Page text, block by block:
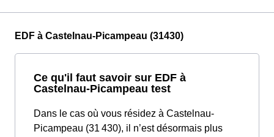
EDF à Castelnau-Picampeau (31430)
Ce qu'il faut savoir sur EDF à
Castelnau-Picampeau test
Dans le cas où vous résidez à Castelnau-
Picampeau (31 430), il n’est désormais plus